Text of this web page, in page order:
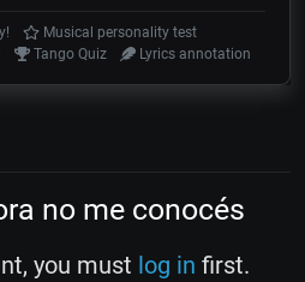
Musical personality test
Tango Quiz Lyrics annotation
no me conocés
you must log in first.